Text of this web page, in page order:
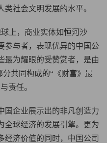
社会文明发展的水平。
上，商业实体如恒河沙
参与者，表现优异的中国公
最为耀眼的受赞赏者，是由
分共同构成的“《财富》最
责任。
国企业展示出的非凡创造力
全球经济的发展引擎。更为
经济价值的同时，中国公司